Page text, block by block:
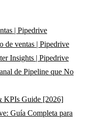
| Pipedrive
de ventas | Pipedrive
Insights | Pipedrive
de Pipeline que No
KPIs Guide [2026]
Guía Completa para